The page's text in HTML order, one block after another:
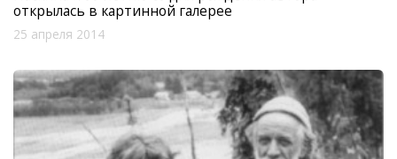
открылась в картинной галерее
25 апреля 2014